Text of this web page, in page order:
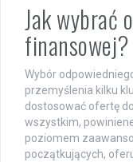
Jak wybrać
finansowej?
Wybór
przemyślenia kilku
dostosować ofertę
wszystkim,
poziomem
początkujących,